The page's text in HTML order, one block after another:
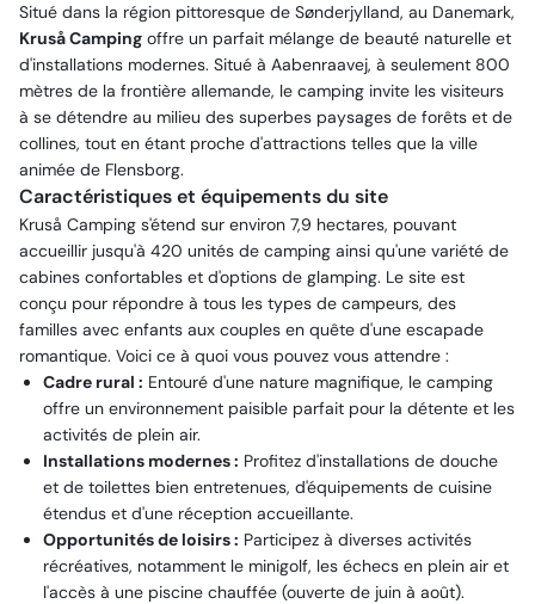
Situé dans la région pittoresque de Sønderjylland, au Danemark,
Kruså Camping offre un parfait mélange de beauté naturelle et
d'installations modernes. Situé à Aabenraavej, à seulement 800
mètres de la frontière allemande, le camping invite les visiteurs
à se détendre au milieu des superbes paysages de forêts et de
collines, tout en étant proche d'attractions telles que la ville
animée de Flensborg.
Caractéristiques et équipements du site
Kruså Camping s'étend sur environ 7,9 hectares, pouvant
accueillir jusqu'à 420 unités de camping ainsi qu'une variété de
cabines confortables et d'options de glamping. Le site est
conçu pour répondre à tous les types de campeurs, des
familles avec enfants aux couples en quête d'une escapade
romantique. Voici ce à quoi vous pouvez vous attendre :
Cadre rural : Entouré d'une nature magnifique, le camping
offre un environnement paisible parfait pour la détente et les
activités de plein air.
Installations modernes : Profitez d'installations de douche
et de toilettes bien entretenues, d'équipements de cuisine
étendus et d'une réception accueillante.
Opportunités de loisirs : Participez à diverses activités
récréatives, notamment le minigolf, les échecs en plein air et
l'accès à une piscine chauffée (ouverte de juin à août).